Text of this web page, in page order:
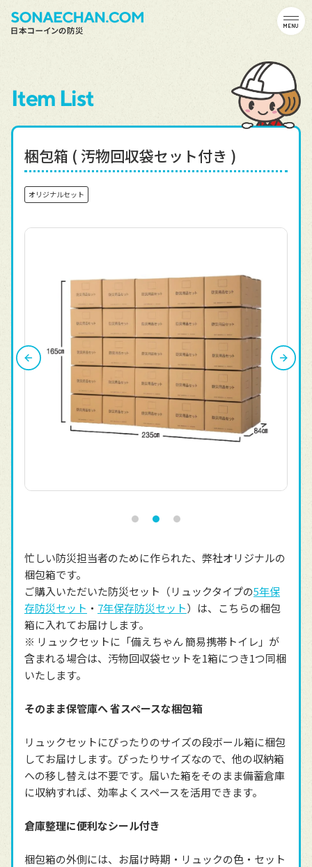
MENU
Item List
梱包箱 ( 汚物回収袋セット付き )
オリジナルセット
忙しい防災担当者のために作られた、弊社オリジナルの
梱包箱です。
ご購入いただいた防災セット（リュックタイプの5年保
存防災セット ・ 7年保存防災セット）は、こちらの梱包
箱に入れてお届けします。
※ リュックセットに「備えちゃん 簡易携帯トイレ」が
含まれる場合は、汚物回収袋セットを1箱につき1つ同梱
いたします。
そのまま保管庫へ 省スペースな梱包箱
リュックセットにぴったりのサイズの段ボール箱に梱包
してお届けします。ぴったりサイズなので、他の収納箱
への移し替えは不要です。届いた箱をそのまま備蓄倉庫
に収納すれば、効率よくスペースを活用できます。
倉庫整理に便利なシール付き
梱包箱の外側には、お届け時期・リュックの色・セット